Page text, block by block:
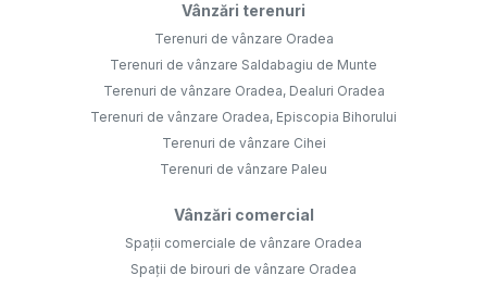
Vânzări terenuri
Terenuri de vânzare Oradea
Terenuri de vânzare Saldabagiu de Munte
Terenuri de vânzare Oradea, Dealuri Oradea
Terenuri de vânzare Oradea, Episcopia Bihorului
Terenuri de vânzare Cihei
Terenuri de vânzare Paleu
Vânzări comercial
Spații comerciale de vânzare Oradea
Spații de birouri de vânzare Oradea